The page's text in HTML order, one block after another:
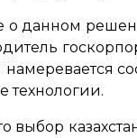
о данном
технологии.
выбор